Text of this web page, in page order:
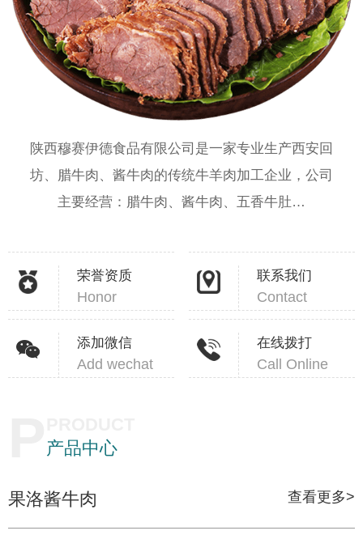
陕西穆赛伊德食品有限公司是一家专业生产西安回
坊、腊牛肉、酱牛肉的传统牛羊肉加工企业，公司
主要经营：腊牛肉、酱牛肉、五香牛肚…
荣誉资质
Honor
联系我们
Contact
添加微信
Add wechat
在线拨打
Call Online
产品中心
果洛酱牛肉 查看更多>